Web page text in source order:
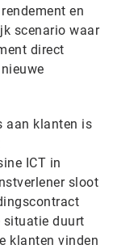
en
scenario waar
direct
aan klanten is
ICT in
sloot
situatie duurt
klanten vinden